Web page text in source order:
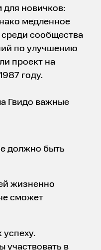
для новичков:
медленное
сообщества
по улучшению
проект на
году.
Гвидо важные
должно быть
жизненно
сможет
участвовать в